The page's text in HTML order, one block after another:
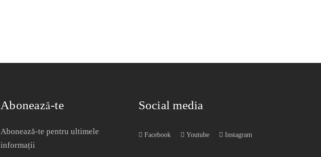
Abonează-te
Abonează-te pentru ultimele
informații
Social media
Facebook Youtube Instagram